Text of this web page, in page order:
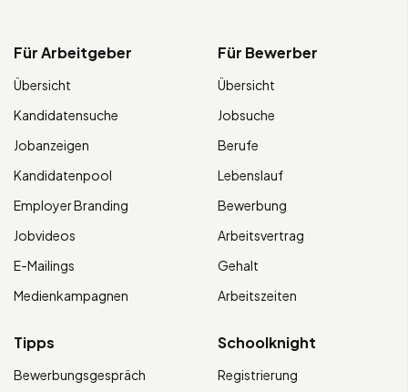
Für Arbeitgeber
Übersicht
Kandidatensuche
Jobanzeigen
Kandidatenpool
Employer Branding
Jobvideos
E-Mailings
Medienkampagnen
Für Bewerber
Übersicht
Jobsuche
Berufe
Lebenslauf
Bewerbung
Arbeitsvertrag
Gehalt
Arbeitszeiten
Tipps
Bewerbungsgespräch
Schoolknight
Registrierung